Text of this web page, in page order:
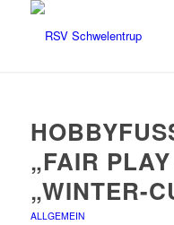
FAIR PLAY
WINTER-
ALLGEMEIN